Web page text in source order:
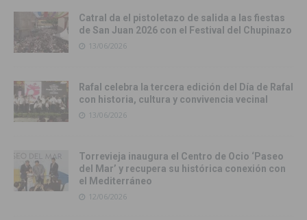
Catral da el pistoletazo de salida a las fiestas
de San Juan 2026 con el Festival del Chupinazo
13/06/2026
Rafal celebra la tercera edición del Día de Rafal
con historia, cultura y convivencia vecinal
13/06/2026
Torrevieja inaugura el Centro de Ocio ‘Paseo
del Mar’ y recupera su histórica conexión con
el Mediterráneo
12/06/2026